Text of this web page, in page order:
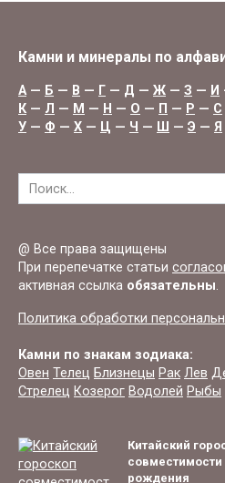
Камни и минералы по
А— Б — В — Г — Д — Ж — З — И
К — Л — М — Н — О — П — Р — С
У — Ф — Х — Ц — Ч — Ш — Э — Я
Search
@ Все права защищены
При перепечатке статьи
активная ссылка обязательны.
Политика обработки
Камни по знакам зодиака:
Овен Телец Близнецы Рак Лев
Стрелец Козерог Водолей Рыбы
Китайский
совместимости
рождения